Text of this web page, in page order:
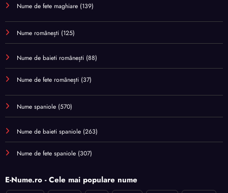
Nume de fete maghiare (139)
Nume românești (125)
Nume de baieti românești (88)
Nume de fete românești (37)
Nume spaniole (570)
Nume de baieti spaniole (263)
Nume de fete spaniole (307)
E-Nume.ro - Cele mai populare nume